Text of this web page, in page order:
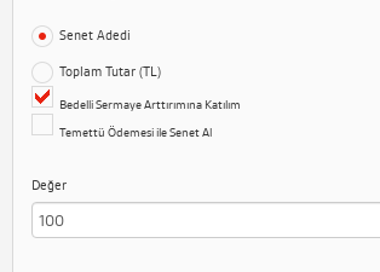
Senet Adedi
Toplam Tutar (TL)
Bedelli Sermaye Arttırımına Katılım
Temettü Ödemesi ile Senet Al
Değer